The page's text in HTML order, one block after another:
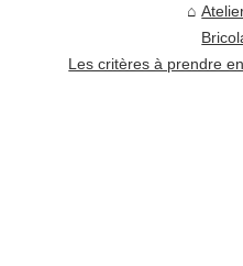
Les critères à prendre